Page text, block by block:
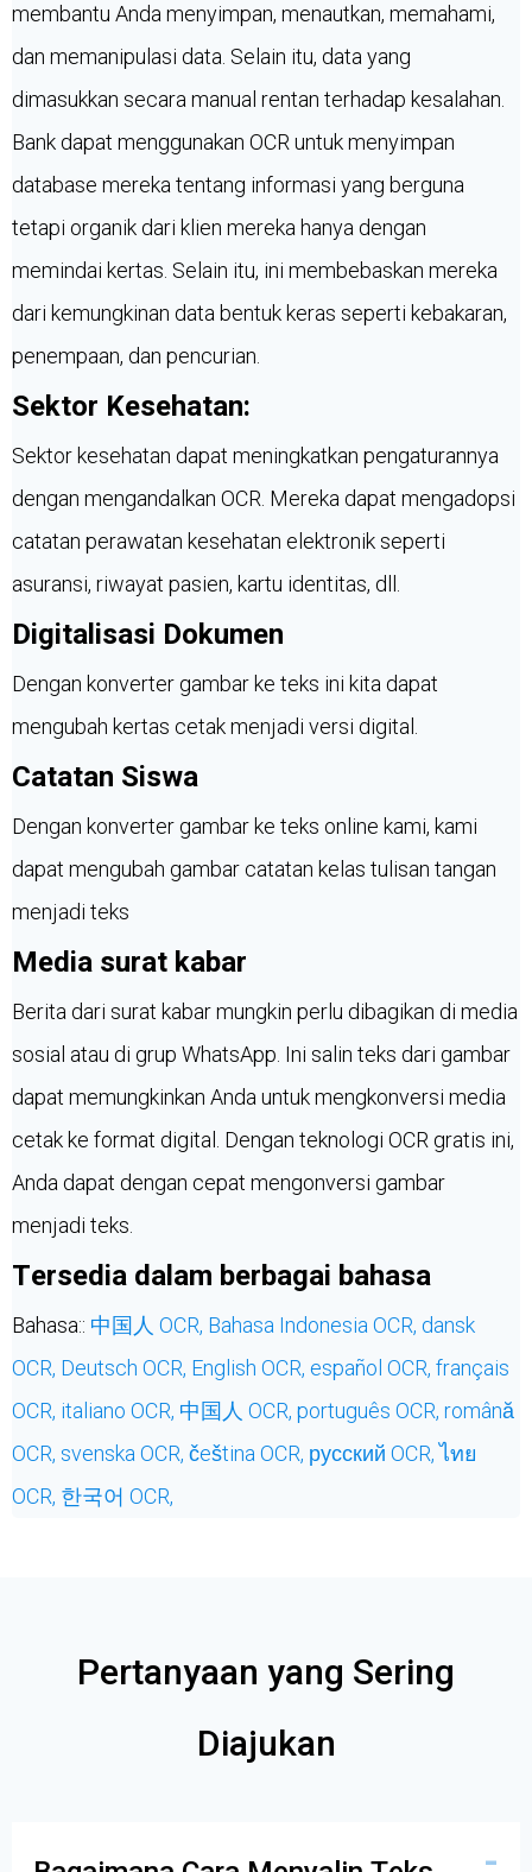
membantu Anda menyimpan, menautkan, memahami,
dan memanipulasi data. Selain itu, data yang
dimasukkan secara manual rentan terhadap kesalahan.
Bank dapat menggunakan OCR untuk menyimpan
database mereka tentang informasi yang berguna
tetapi organik dari klien mereka hanya dengan
memindai kertas. Selain itu, ini membebaskan mereka
dari kemungkinan data bentuk keras seperti kebakaran,
penempaan, dan pencurian.
Sektor Kesehatan:
Sektor kesehatan dapat meningkatkan pengaturannya
dengan mengandalkan OCR. Mereka dapat mengadopsi
catatan perawatan kesehatan elektronik seperti
asuransi, riwayat pasien, kartu identitas, dll.
Digitalisasi Dokumen
Dengan konverter gambar ke teks ini kita dapat
mengubah kertas cetak menjadi versi digital.
Catatan Siswa
Dengan konverter gambar ke teks online kami, kami
dapat mengubah gambar catatan kelas tulisan tangan
menjadi teks
Media surat kabar
Berita dari surat kabar mungkin perlu dibagikan di media
sosial atau di grup WhatsApp. Ini salin teks dari gambar
dapat memungkinkan Anda untuk mengkonversi media
cetak ke format digital. Dengan teknologi OCR gratis ini,
Anda dapat dengan cepat mengonversi gambar
menjadi teks.
Tersedia dalam berbagai bahasa
Bahasa:: 中国人 OCR, Bahasa Indonesia OCR, dansk
OCR, Deutsch OCR, English OCR, español OCR, français
OCR, italiano OCR, 中国人 OCR, português OCR, română
OCR, svenska OCR, čeština OCR, русский OCR,ไทย
OCR, 한국어 OCR,
Pertanyaan yang Sering
Diajukan